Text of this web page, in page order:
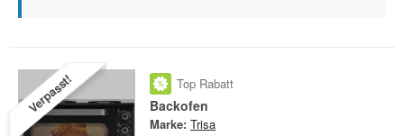
Verpasst! Top Rabatt
Backofen
Marke: Trisa